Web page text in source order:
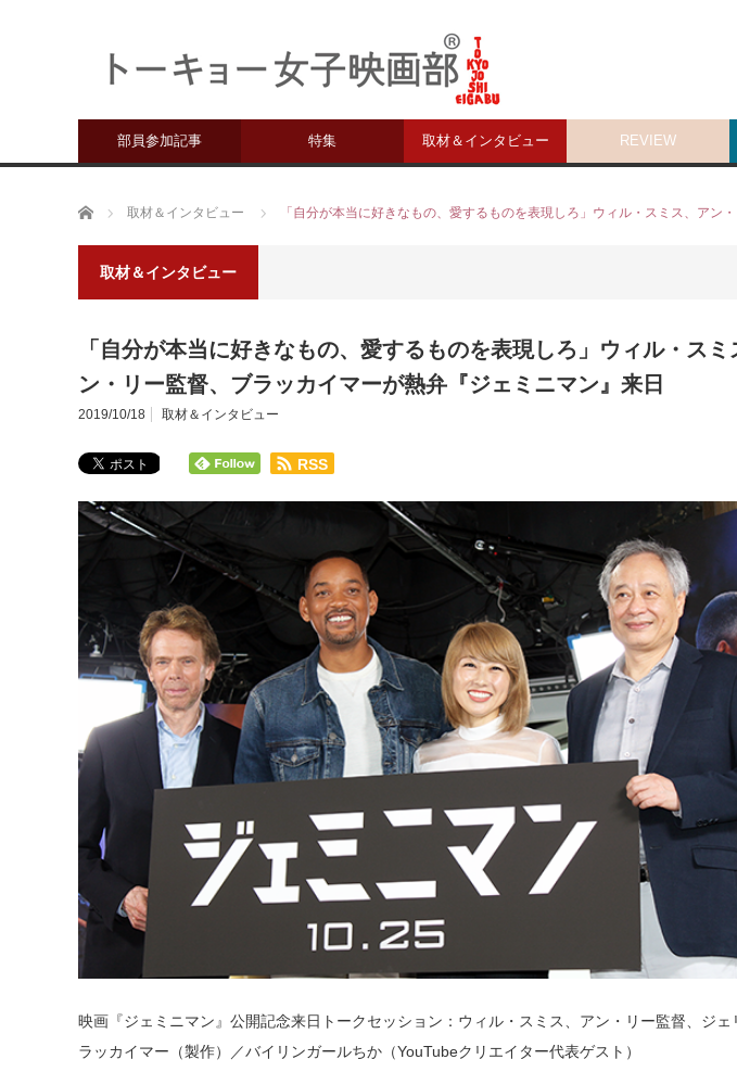
部員参加記事 特集 取材＆インタビュー REVIEW
ホーム 取材＆インタビュー 「自分が本当に好きなもの、愛するものを表現しろ」ウィル・スミス、アン
取材＆インタビュー
「自分が本当に好きなもの、愛するものを表現しろ」ウィル・スミ
ン・リー監督、ブラッカイマーが熱弁『ジェミニマン』来日
2019/10/18 取材＆インタビュー
RSS
映画『ジェミニマン』公開記念来日トークセッション：ウィル・スミス、アン・リー監督、ジェ
ラッカイマー（製作）／バイリンガールちか（YouTubeクリエイター代表ゲスト）